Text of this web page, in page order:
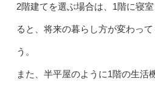
2階建てを選ぶ場合は、1階に寝
ると、将来の暮らし方が変わっ
う。
また、半平屋のように1階の生活